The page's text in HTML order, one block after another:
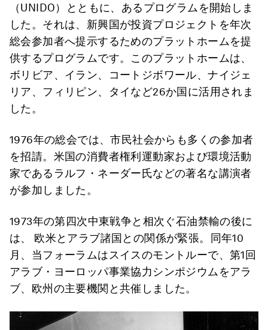
（UNIDO）とともに、あるプログラムを開始しま
した。それは、新興国が投資プロジェクトを年次
総会参加者へ提示するためのプラットホームを提
供するプログラムです。このプラットホームは、
ボリビア、イラン、コートジボワール、ナイジェ
リア、フィリピン、タイなど26か国に活用されま
した。
1976年の総会では、市民社会からも多くの参加者
を招請。米国の消費者権利運動家および環境活動
家であるラルフ・ネーダー氏などの著名な講演者
が参加しました。
1973年の第四次中東戦争と相次ぐ石油禁輸の後に
は、 欧米とアラブ諸国との関係が緊張。同年10
月、当フォーラムはスイスのモントルーで、第1回
アラブ・ヨーロッパ事業協力シンポジウムをアラ
ブ、欧州の主要機関と共催しました。